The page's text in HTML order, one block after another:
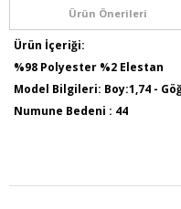
Ürün Önerileri
Ürün İçeriği:
%98 Polyester %2 Elestan
Model Bilgileri: Boy:1,74 -
Numune Bedeni : 44